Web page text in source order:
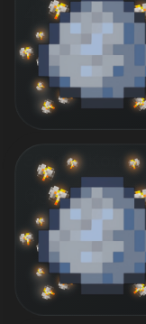
49 ₽
30.000 Коинов
69 ₽